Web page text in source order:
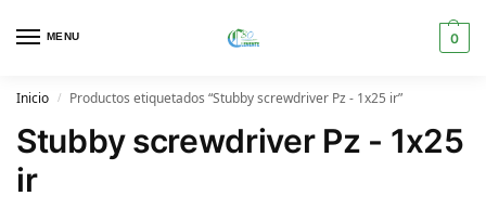
MENU 0
Inicio / Productos etiquetados “Stubby screwdriver Pz - 1x25 ir”
Stubby screwdriver Pz - 1x25
ir